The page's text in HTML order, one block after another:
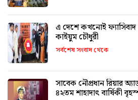
এ দেশে কখনোই
কাইয়ুম চৌধুরী
সর্বশেষ সংবাদ থেকে
সাবেক নৌপ্রধান রিয়ার
৪২তম শাহাদাৎ বার্ষিকী